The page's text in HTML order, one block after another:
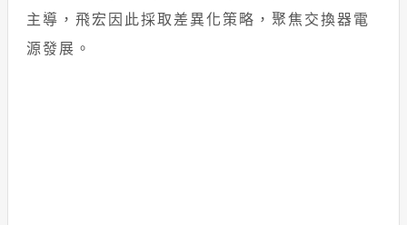
主導，飛宏因此採取差異化策略，聚焦交換器電
源發展。